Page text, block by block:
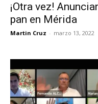
¡Otra vez!
pan en Mérida
Martin Cruz - marzo 13, 2022